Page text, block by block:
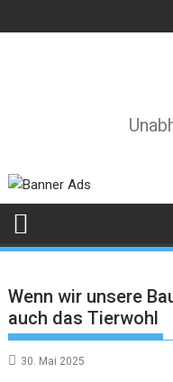
to
Wenn wir unsere
auch das Tierwohl
30. Mai 2025